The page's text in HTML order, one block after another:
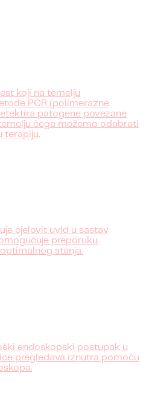
koji na temelju
PCR (polimerazne
patogene povezane
čega možemo odabrati
terapiju.
cjelovit uvid u sastav
preporuku
stanja.
endoskopski postupak u
pregledava iznutra pomoću